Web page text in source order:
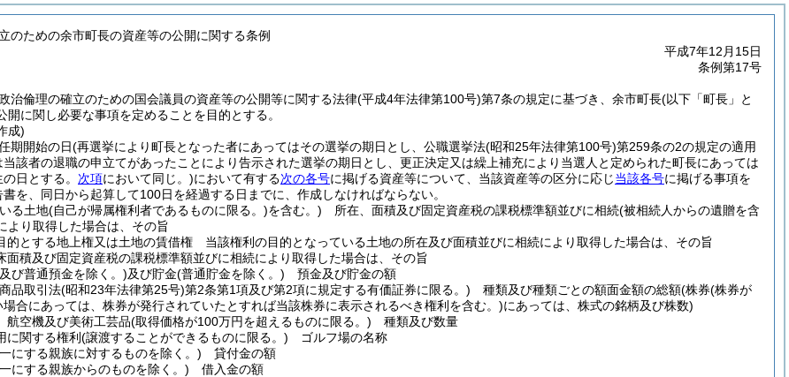
のための余市町長の資産等の公開に関する条例
平成7年12月15日
条例第17号
治倫理の確立のための国会議員の資産等の公開等に関する法律(平成4年法律第100号)第7条の規定に基づき、余市町長(以下「町長」と
開に関し必要な事項を定めることを目的とする。
成)
期開始の日(再選挙により町長となった者にあってはその選挙の期日とし、公職選挙法(昭和25年法律第100号)第259条の2の規定の適用
該者の退職の申立てがあったことにより告示された選挙の期日とし、更正決定又は繰上補充により当選人と定められた町長にあっては
日とする。 次項において同じ。)において有する次の各号に掲げる資産等について、当該資産等の区分に応じ当該各号に掲げる事項を
を、同日から起算して100日を経過する日までに、作成しなければならない。
る土地(自己が帰属権利者であるものに限る。)を含む。) 所在、面積及び固定資産税の課税標準額並びに相続(被相続人からの遺贈を含
より取得した場合は、その旨
的とする地上権又は土地の賃借権 当該権利の目的となっている土地の所在及び面積並びに相続により取得した場合は、その旨
積及び固定資産税の課税標準額並びに相続により取得した場合は、その旨
び普通預金を除く。)及び貯金(普通貯金を除く。) 預金及び貯金の額
品取引法(昭和23年法律第25号)第2条第1項及び第2項に規定する有価証券に限る。) 種類及び種類ごとの額面金額の総額(株券(株券が
合にあっては、株券が発行されていたとすれば当該株券に表示されるべき権利を含む。)にあっては、株式の銘柄及び株数)
航空機及び美術工芸品(取得価格が100万円を超えるものに限る。) 種類及び数量
に関する権利 (譲渡することができるものに限る。) ゴルフ場の名称
にする親族に対するものを除く。) 貸付金の額
にする親族からのものを除く。) 借入金の額